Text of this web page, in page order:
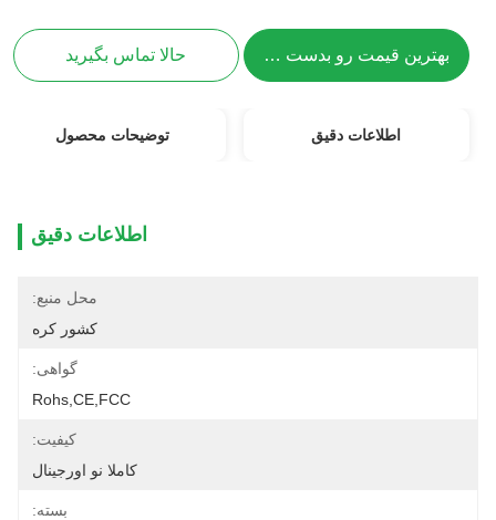
بهترین قیمت رو بدست بیار حالا تماس بگیرید
اطلاعات دقیق توضیحات محصول
اطلاعات دقیق
محل منبع:
کشور کره
گواهی:
Rohs,CE,FCC
کیفیت:
کاملا نو اورجینال
بسته: